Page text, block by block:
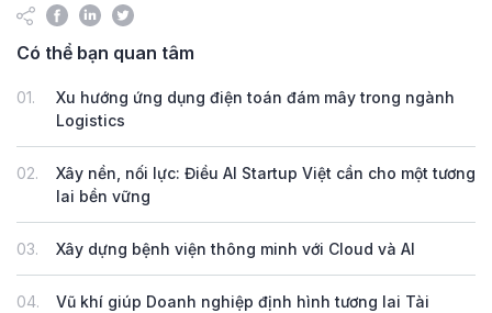
Có thể bạn quan tâm
01.
Xu hướng ứng dụng điện toán đám mây trong ngành
Logistics
02.
Xây nền, nối lực: Điều AI Startup Việt cần cho một tương
lai bền vững
03. Xây dựng bệnh viện thông minh với Cloud và AI
04.
Vũ khí giúp Doanh nghiệp định hình tương lai Tài